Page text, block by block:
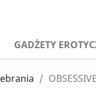
GADŻETY